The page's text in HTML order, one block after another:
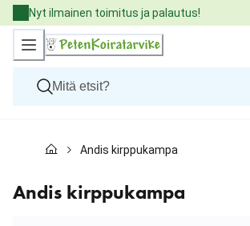
Skip
to
Content
Nyt ilmainen toimitus ja palautus!
Kissat
Eläinlääkäriruoat
Tuotemerkit
Andis kirppukampa
Andis kirppukampa